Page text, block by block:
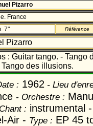
Pizarro
France
7" Référence
Pizarro
: Guitar tango. - Tango
des illusions.
: 1962 - Lieu
- Orchestre :
Chant: instrumental
Air - Type : EP 45